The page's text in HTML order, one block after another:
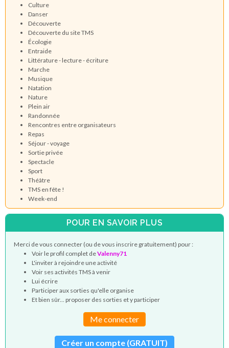
Culture
Danser
Découverte
Découverte du site TMS
Écologie
Entraide
Littérature - lecture - écriture
Marche
Musique
Natation
Nature
Plein air
Randonnée
Rencontres entre organisateurs
Repas
Séjour - voyage
Sortie privée
Spectacle
Sport
Théâtre
TMS en fête !
Week-end
POUR EN SAVOIR PLUS
Merci de vous connecter (ou de vous inscrire gratuitement) pour :
Voir le profil complet deValenny71
L'inviter à rejoindre une activité
Voir ses activités TMS à venir
Lui écrire
Participer aux sorties qu'elle organise
Et bien sûr... proposer des sorties et y participer
Me connecter
Créer un compte (GRATUIT)